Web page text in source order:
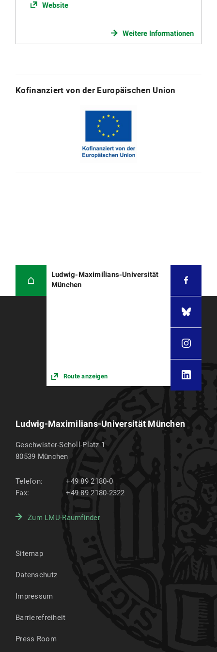
Website
Weitere Informationen
Kofinanziert von der Europäischen Union
Ludwig-Maximilians-Universität
München
Route anzeigen
Ludwig-Maximilians-Universität München
Geschwister-Scholl-Platz 1
80539 München
Telefon:
+49 89 2180-0
Fax:
+49 89 2180-2322
Zum LMU-Raumfinder
Sitemap
Datenschutz
Impressum
Barrierefreiheit
Press Room